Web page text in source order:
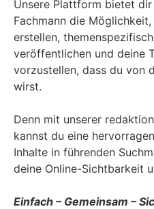
Unsere Plattform bietet
Fachmann die
erstellen,
veröffentlichen und deine
vorzustellen, dass du von
wirst.
Denn mit unserer
kannst du eine
Inhalte in führenden
deine Online-Sichtbarkeit
Einfach – Gemeinsam –